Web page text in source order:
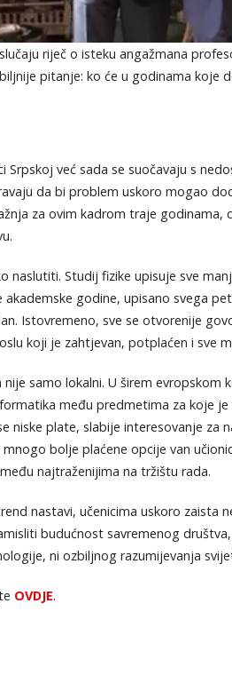
riječ o isteku angažmana
pitanje: ko će u godinama koje
Srpskoj već sada se suočavaju s
da bi problem uskoro mogao
za ovim kadrom traje godinama,
naslutiti. Studij fizike upisuje sve
akademske godine, upisano svega
Istovremeno, sve se otvorenije
koji je zahtjevan, potplaćen i sve
samo lokalni. U širem evropskom
među predmetima za koje
niske plate, slabije interesovanje za
bolje plaćene opcije van
najtraženijima na tržištu rada.
nastavi, učenicima uskoro
budućnost savremenog
ni ozbiljnog razumijevanja
OVDJE.